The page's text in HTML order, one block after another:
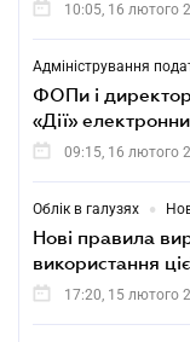
10:05, 16 лютого
Адміністрування
ФОПи і
«Дії»
09:15, 16 лютого
Облік в галузях •
Нові правила
використання
17:20, 15 лютого